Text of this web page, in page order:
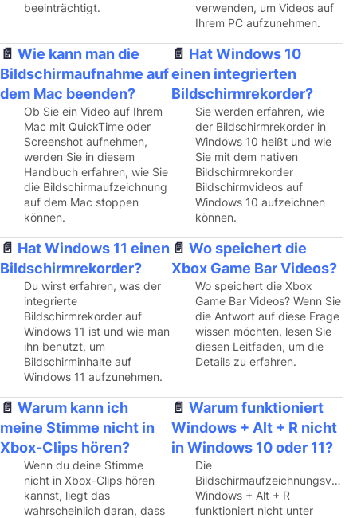
beeinträchtigt.
verwenden, um Videos auf
Ihrem PC aufzunehmen.
Wie kann man die
Bildschirmaufnahme auf
dem Mac beenden?
Ob Sie ein Video auf Ihrem
Mac mit QuickTime oder
Screenshot aufnehmen,
werden Sie in diesem
Handbuch erfahren, wie Sie
die Bildschirmaufzeichnung
auf dem Mac stoppen
können.
Hat Windows 10
einen integrierten
Bildschirmrekorder?
Sie werden erfahren, wie
der Bildschirmrekorder in
Windows 10 heißt und wie
Sie mit dem nativen
Bildschirmrekorder
Bildschirmvideos auf
Windows 10 aufzeichnen
können.
Hat Windows 11 einen
Bildschirmrekorder?
Du wirst erfahren, was der
integrierte
Bildschirmrekorder auf
Windows 11 ist und wie man
ihn benutzt, um
Bildschirminhalte auf
Windows 11 aufzunehmen.
Wo speichert die
Xbox Game Bar Videos?
Wo speichert die Xbox
Game Bar Videos? Wenn Sie
die Antwort auf diese Frage
wissen möchten, lesen Sie
diesen Leitfaden, um die
Details zu erfahren.
Warum kann ich
meine Stimme nicht in
Xbox-Clips hören?
Wenn du deine Stimme
nicht in Xbox-Clips hören
kannst, liegt das
wahrscheinlich daran, dass
Warum funktioniert
Windows + Alt + R nicht
in Windows 10 oder 11?
Die
Windows + Alt + R
funktioniert nicht unter